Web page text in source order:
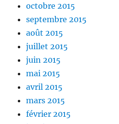
octobre 2015
septembre 2015
août 2015
juillet 2015
juin 2015
mai 2015
avril 2015
mars 2015
février 2015